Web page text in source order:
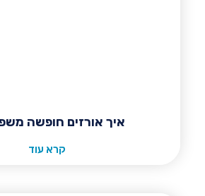
איך אורזים חופשה
קרא עוד